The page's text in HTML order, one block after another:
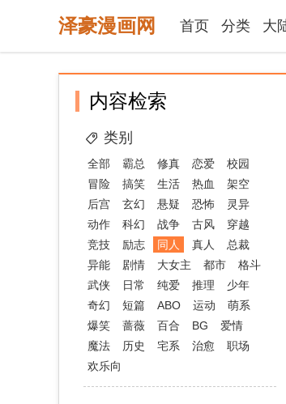
泽豪漫画网 首页 分类 大
内容检索
类别
全部 霸总 修真 恋爱
校园
冒险
搞笑 生活 热血
架空
后宫
玄幻 悬疑 恐怖
灵异
动作
科幻 战争 古风
穿越
竞技
励志 同人 真人
总裁
异能
剧情 大女主 都市
格斗
武侠
日常 纯爱 推理
少年
奇幻
短篇 ABO 运动
萌系
爆笑
蔷薇 百合 BG
爱情
魔法
历史 宅系 治愈
职场
欢乐向